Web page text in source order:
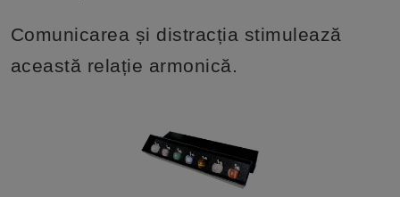
Comunicarea și distracția stimulează
această relație armonică.